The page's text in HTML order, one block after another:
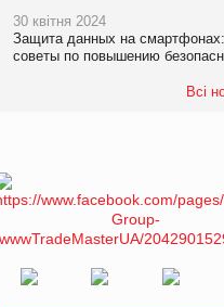
30 квітня 2024
Защита данных на смартфонах:
советы по повышению
Всі